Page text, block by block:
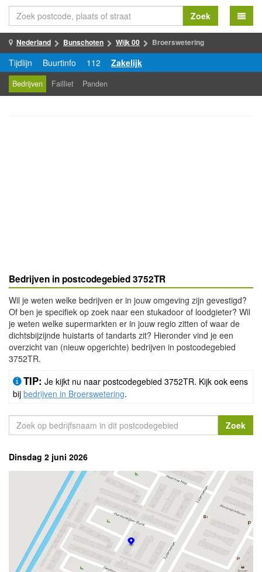
Zoek
Nederland Bunschoten Wijk 00 Broerswetering
Tijdlijn Buurtinfo 112 Zakelijk
Bedrijven Failliet Panden
Bedrijven in postcodegebied 3752TR
Wil je weten welke bedrijven er in jouw omgeving zijn gevestigd?
Of ben je specifiek op zoek naar een stukadoor of loodgieter? Wil
je weten welke supermarkten er in jouw regio zitten of waar de
dichtsbijzijnde huistarts of tandarts zit? Hieronder vind je een
overzicht van (nieuw opgerichte) bedrijven in postcodegebied
3752TR.
TIP: Je kijkt nu naar postcodegebied 3752TR. Kijk ook eens
bij bedrijven in Broerswetering.
Dinsdag 2 juni 2026